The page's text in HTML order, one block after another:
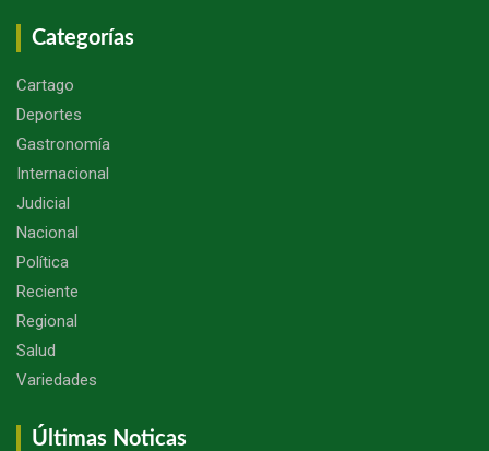
Categorías
Cartago
Deportes
Gastronomía
Internacional
Judicial
Nacional
Política
Reciente
Regional
Salud
Variedades
Últimas Noticas